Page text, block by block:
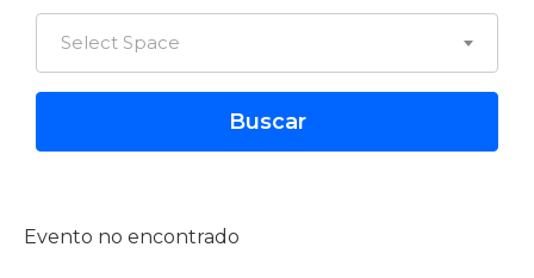
Select Space
Evento no encontrado